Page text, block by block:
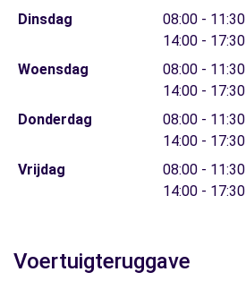
Dinsdag
08:00 - 11:30
14:00 - 17:30
Woensdag
08:00 - 11:30
14:00 - 17:30
Donderdag
08:00 - 11:30
14:00 - 17:30
Vrijdag
08:00 - 11:30
14:00 - 17:30
Voertuigteruggave